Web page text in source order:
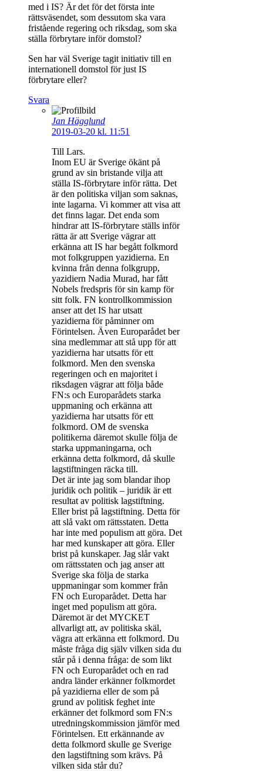
med i IS? Är det för det första inte
rättsväsendet, som dessutom ska vara
fristående regering och riksdag, som ska
ställa förbrytare inför domstol?
Sen har väl Sverige tagit initiativ till en
internationell domstol för just IS
förbrytare eller?
Svara
Jan Hägglund
2019-03-20 kl. 11:51
Till Lars.
Inom EU är Sverige ökänt på
grund av sin bristande vilja att
ställa IS-förbrytare inför rätta. Det
är den politiska viljan som saknas,
inte lagarna. Vi kommer att visa att
det finns lagar. Det enda som
hindrar att IS-förbrytare ställs inför
rätta är att Sverige vägrar att
erkänna att IS har begått folkmord
mot folkgruppen yazidierna. En
kvinna från denna folkgrupp,
yazidiern Nadia Murad, har fått
Nobels fredspris för sin kamp för
sitt folk. FN kontrollkommission
anser att det IS har utsatt
yazidierna för påminner om
Förintelsen. Även Europarådet ber
sina medlemmar att stå upp för att
yazidierna har utsatts för ett
folkmord. Men den svenska
regeringen och en majoritet i
riksdagen vägrar att följa både
FN:s och Europarådets starka
uppmaning och erkänna att
yazidierna har utsatts för ett
folkmord. OM de svenska
politikerna däremot skulle följa de
starka uppmaningarna, och
erkänna detta folkmord, då skulle
lagstiftningen räcka till.
Det är inte jag som blandar ihop
juridik och politik – juridik är ett
resultat av politisk lagstiftning.
Eller brist på lagstiftning. Detta för
att slå vakt om rättsstaten. Detta
har inte med populism att göra. Det
har med kunskaper att göra. Eller
brist på kunskaper. Jag slår vakt
om rättsstaten och jag anser att
Sverige ska följa de starka
uppmaningar som kommer från
FN och Europarådet. Detta har
inget med populism att göra.
Däremot är det MYCKET
allvarligt att, av politiska skäl,
vägra att erkänna ett folkmord. Du
måste fråga dig själv vilken sida du
står på i denna fråga: de som likt
FN och Europarådet och en rad
andra länder erkänner folkmordet
på yazidierna eller de som på
grund av politisk feghet inte
erkänner det folkmord som FN:s
utredningskommission jämför med
Förintelsen. Ett erkännande av
detta folkmord skulle ge Sverige
den lagstiftning som krävs. På
vilken sida står du?